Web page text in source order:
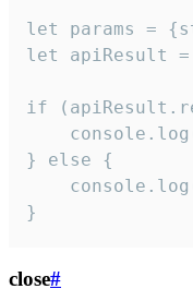
let params =
let apiResult =
if
} else {
}
close#